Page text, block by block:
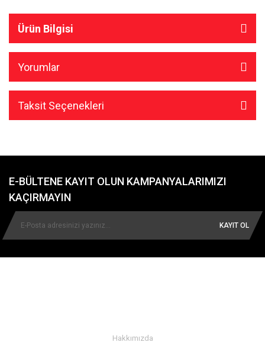
Ürün Bilgisi
Yorumlar
Taksit Seçenekleri
E-BÜLTENE KAYIT OLUN KAMPANYALARIMIZI
KAÇIRMAYIN
KAYIT OL
Hakkımızda